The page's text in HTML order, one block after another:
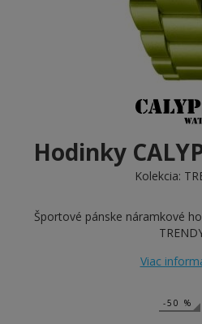
Hodinky
Kolekcia:
Športové pánske náramkové
Viac
-50 %